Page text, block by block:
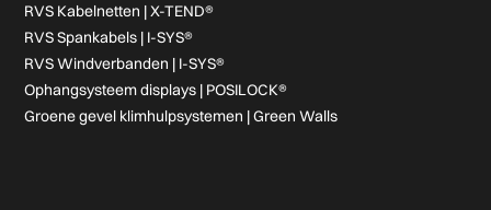
RVS Kabelnetten | X-TEND®
RVS Spankabels | I-SYS®
RVS Windverbanden | I-SYS®
Ophangsysteem displays | POSILOCK®
Groene gevel klimhulpsystemen | Green Walls